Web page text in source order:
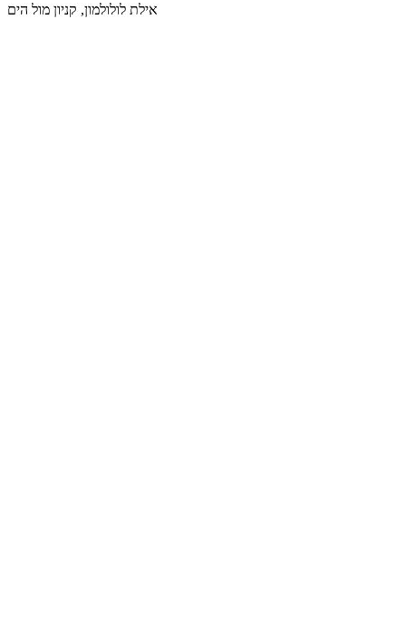
אילת לולולמון, קניון מול הים